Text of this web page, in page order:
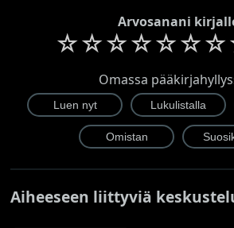
Arvosanani
☆☆☆☆☆☆☆
Omassa
Aiheeseen liittyviä